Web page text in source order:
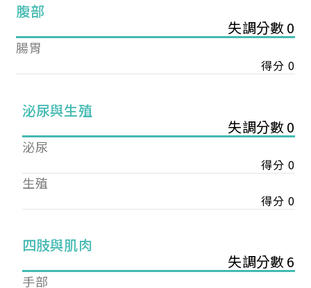
腹部
失調分數 0
腸胃
得分 0
泌尿與生殖
失調分數 0
泌尿
得分 0
生殖
得分 0
四肢與肌肉
失調分數 6
手部
您已成功送出會員申請
您好，您的會員申請，已成功送出，經本協會理事